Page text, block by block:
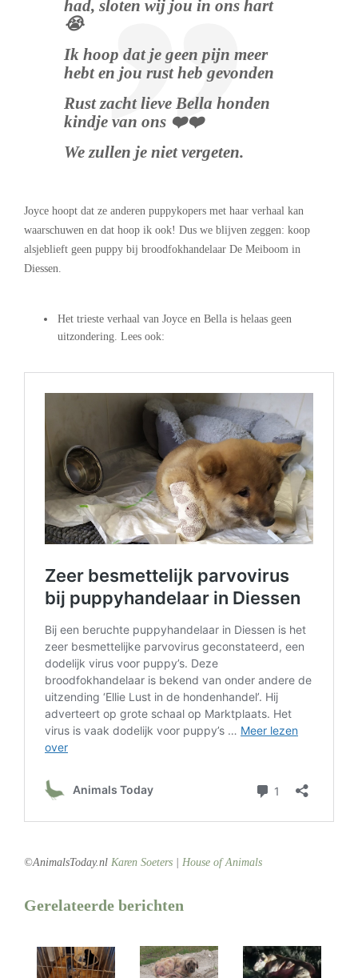
had, sloten wij jou in ons hart
😭
Ik hoop dat je geen pijn meer
hebt en jou rust heb gevonden
Rust zacht lieve Bella honden
kindje van ons ❤️❤️
We zullen je niet vergeten.
Joyce hoopt dat ze anderen puppykopers met haar verhaal kan
waarschuwen en dat hoop ik ook! Dus we blijven zeggen: koop
alsjeblieft geen puppy bij broodfokhandelaar De Meiboom in
Diessen.
Het trieste verhaal van Joyce en Bella is helaas geen
uitzondering. Lees ook:
©AnimalsToday.nl Karen Soeters House of Animals
Gerelateerde berichten